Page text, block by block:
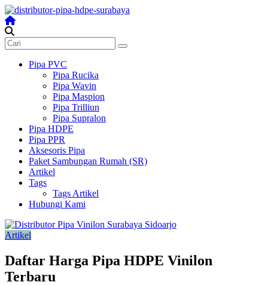
Skip
to
content
Distributor
Pipa
Surabaya
Melengkapi
kebutuhanmu
Pipa PVC
Pipa Rucika
Pipa Wavin
Pipa Maspion
Pipa Trilliun
Pipa Supralon
Pipa HDPE
Pipa PPR
Aksesoris Pipa
Paket Sambungan Rumah (SR)
Artikel
Tags
Tags Artikel
Hubungi Kami
Artikel
Daftar Harga Pipa HDPE Vinilon
Terbaru